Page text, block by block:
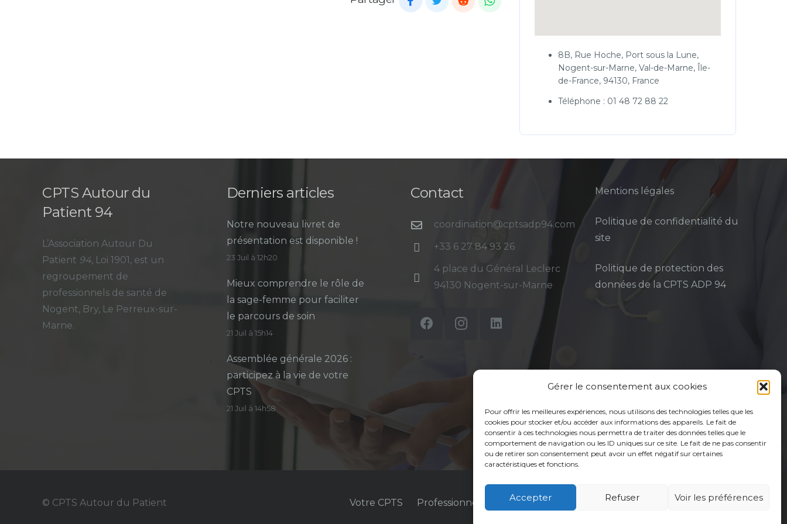
Gérer le consentement aux cookies
Pour offrir les meilleures expériences, nous utilisons des technologies telles que les
cookies pour stocker et/ou accéder aux informations des appareils. Le fait de
consentir à ces technologies nous permettra de traiter des données telles que le
comportement de navigation ou les ID uniques sur ce site. Le fait de ne pas consentir
ou de retirer son consentement peut avoir un effet négatif sur certaines
caractéristiques et fonctions.
Accepter Refuser Voir les préférences
8B, Rue Hoche, Port sous la Lune,
Nogent-sur-Marne, Val-de-Marne, Île-
de-France, 94130, France
Téléphone : 01 48 72 88 22
CPTS Autour du
Patient 94
L’Association Autour Du
Patient 94, Loi 1901, est un
regroupement de
professionnels de santé de
Nogent, Bry, Le Perreux-sur-
Marne.
Derniers articles
Notre nouveau livret de
présentation est disponible !
23 Juil à 12h20
Mieux comprendre le rôle de
la sage-femme pour faciliter
le parcours de soin
21 Juil à 15h14
Assemblée générale 2026 :
participez à la vie de votre
CPTS
21 Juil à 14h58
Contact
coordination@cptsadp94.com
+33 6 27 84 93 26
4 place du Général Leclerc
94130 Nogent-sur-Marne
Mentions légales
Politique de confidentialité du
site
Politique de protection des
données de la CPTS ADP 94
© CPTS Autour du Patient Votre CPTS Professionnels de santé Usagers Actualités Adhérer Contact